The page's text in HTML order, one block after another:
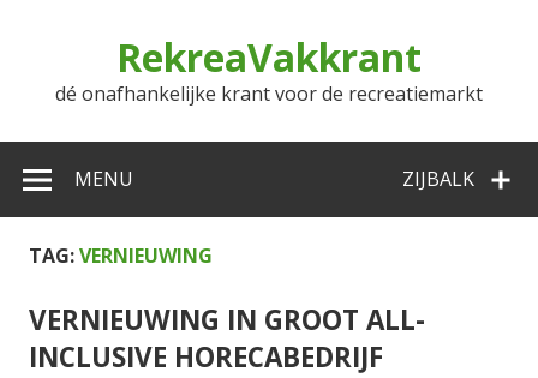
RekreaVakkrant
dé onafhankelijke krant voor de recreatiemarkt
ZIJBALK
MENU
TAG:VERNIEUWING
VERNIEUWING IN GROOT ALL-
INCLUSIVE HORECABEDRIJF